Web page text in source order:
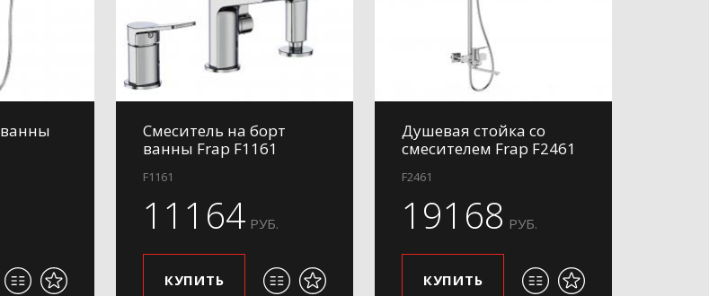
Смеситель на борт
ванны Frap F1161
F1161
11164 РУБ.
КУПИТЬ
Душевая стойка со
смесителем Frap F2461
F2461
19168 РУБ.
КУПИТЬ